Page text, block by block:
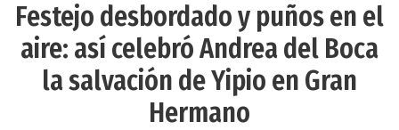
Festejo desbordado y puños en el
aire: así celebró Andrea del Boca
la salvación de Yipio en Gran
Hermano